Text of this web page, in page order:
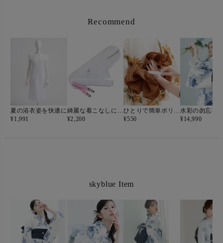
Recommend
夏の浴衣姿を快適に
¥1,991
綺麗な着こなしに必須◎
¥2,200
ひとりで簡単ボリュームアップ！
¥550
水彩の勿忘草
¥14,990
skyblue Item